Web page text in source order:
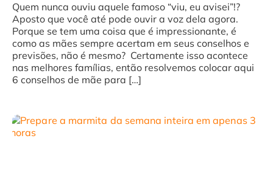
Quem nunca ouviu aquele famoso “viu, eu avisei”!?
Aposto que você até pode ouvir a voz dela agora.
Porque se tem uma coisa que é impressionante, é
como as mães sempre acertam em seus conselhos e
previsões, não é mesmo? Certamente isso acontece
nas melhores famílias, então resolvemos colocar aqui
6 conselhos de mãe para […]